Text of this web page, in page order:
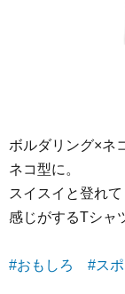
ボルダリング×ネ
ネコ型に。
スイスイと登れ
感じがするTシャ
#おもしろ #ス